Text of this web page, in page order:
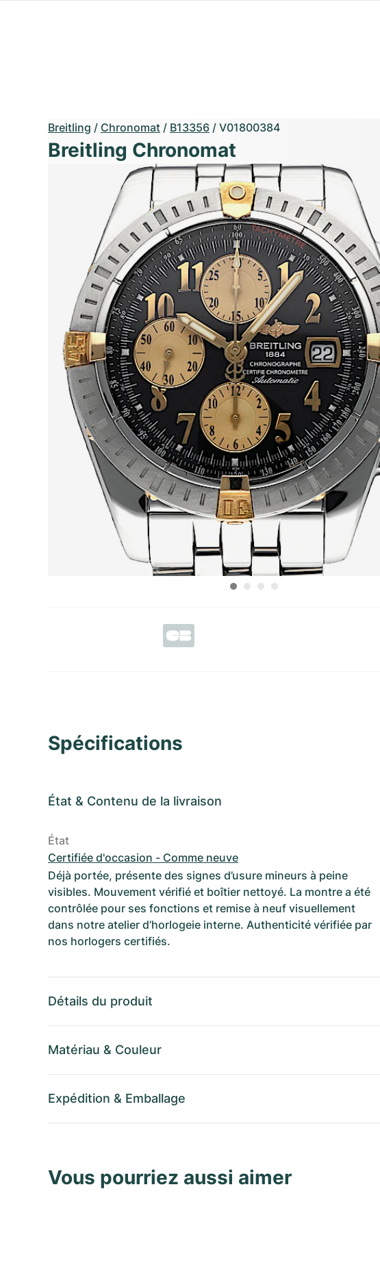
Breitling / Chronomat / B13356 / V01800384
Breitling Chronomat
Spécifications
État & Contenu de la livraison
État
Certifiée d'occasion - Comme neuve
Déjà portée, présente des signes d’usure mineurs à peine
visibles. Mouvement vérifié et boîtier nettoyé. La montre a été
contrôlée pour ses fonctions et remise à neuf visuellement
dans notre atelier d’horlogeie interne. Authenticité vérifiée par
nos horlogers certifiés.
Détails du produit
Matériau & Couleur
Expédition & Emballage
Vous pourriez aussi aimer